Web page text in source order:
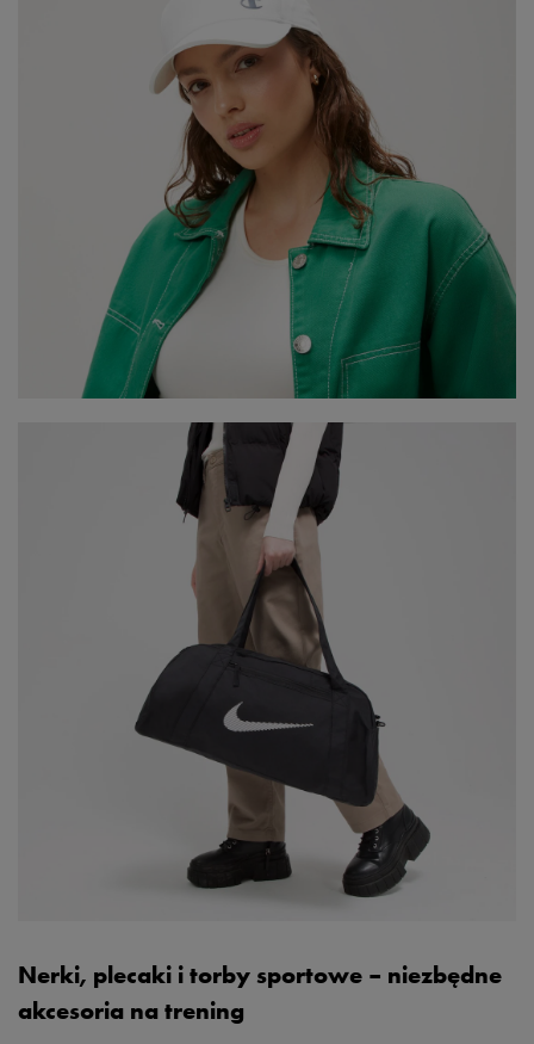
Nerki, plecaki i torby sportowe – niezbędne
akcesoria na trening